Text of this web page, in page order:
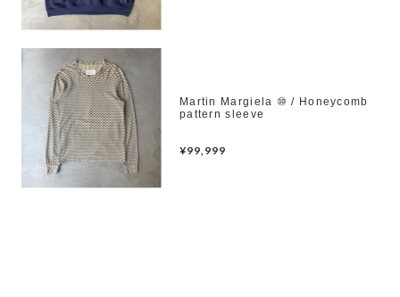
Martin Margiela ⑩ / Honeycomb
pattern sleeve
¥99,999